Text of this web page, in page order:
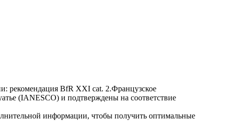
рекомендация BfR XXI cat. 2.Французское
(IANESCO) и подтверждены на соответствие
информации, чтобы получить оптимальные